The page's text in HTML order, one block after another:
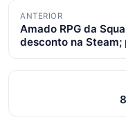
Navegação
de
posts
ANTERIOR
Amado RPG da
desconto na